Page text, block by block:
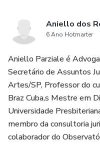
Aniello dos
6 Ano Hotmarter
Aniello Parziale é
Secretário de Assuntos
Artes/SP, Professor do
Braz Cuba,s Mestre em
Universidade
membro da consultoria
colaborador do